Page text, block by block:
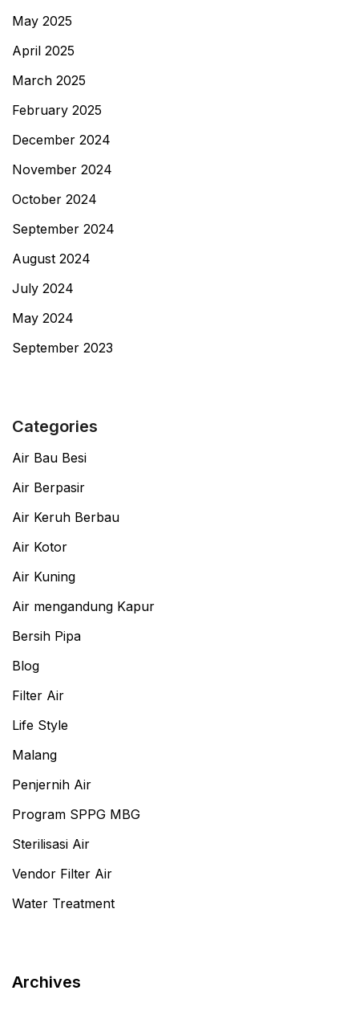
May 2025
April 2025
March 2025
February 2025
December 2024
November 2024
October 2024
September 2024
August 2024
July 2024
May 2024
September 2023
Categories
Air Bau Besi
Air Berpasir
Air Keruh Berbau
Air Kotor
Air Kuning
Air mengandung Kapur
Bersih Pipa
Blog
Filter Air
Life Style
Malang
Penjernih Air
Program SPPG MBG
Sterilisasi Air
Vendor Filter Air
Water Treatment
Archives